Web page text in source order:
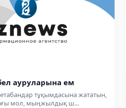
ауруларына ем
тұқымдасына жататын,
мол, мыңжылдық ш...